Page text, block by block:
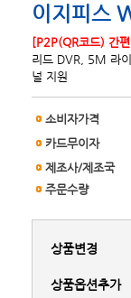
이지피스
[P2P(QR코드) 간
리드 DVR, 5M 라
널 지원
소비자가격
카드무이자
제조사/제조국
주문수량
상품변경
상품옵션추가